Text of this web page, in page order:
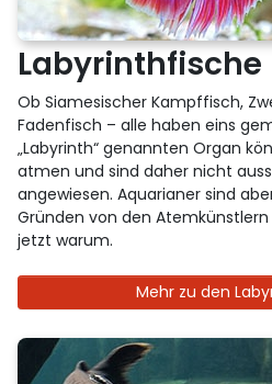
Labyrinthfische
Ob Siamesischer Kampffisch,
Fadenfisch – alle haben eins
„Labyrinth“ genannten Organ
atmen und sind daher nicht
angewiesen. Aquarianer sind
Gründen von den
jetzt warum.
Mehr zu den